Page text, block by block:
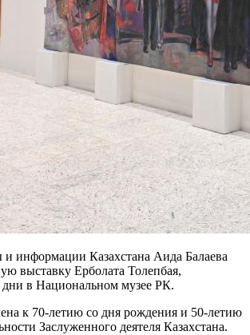
информации Казахстана Аида Балаева
выставку Ерболата Толепбая,
в Национальном музее РК.
к 70-летию со дня рождения и 50-летию
Заслуженного деятеля Казахстана.